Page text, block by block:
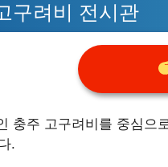
구려비 전시관
충주 고구려비를 중심으
.